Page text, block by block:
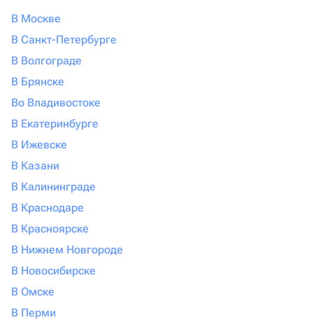
В Москве
В Санкт-Петербурге
В Волгограде
В Брянске
Во Владивостоке
В Екатеринбурге
В Ижевске
В Казани
В Калининграде
В Краснодаре
В Красноярске
В Нижнем Новгороде
В Новосибирске
В Омске
В Перми